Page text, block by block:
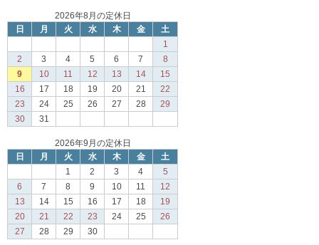
2026年8月の定休日
日
月 火 水 木 金
土
1
2
3 4 5 6 7
8
9
10 11 12 13 14
15
16
17 18 19 20 21
22
23
24 25 26 27 28
29
30
31
2026年9月の定休日
日
月 火 水 木 金
土
1
2 3 4
5
6
7 8 9 10 11
12
13
14 15 16 17 18
19
20
21 22 23 24 25
26
27
28 29 30